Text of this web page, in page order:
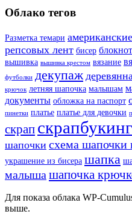
Облако тегов
Разметка темари
репсовых лент бисер
вышивка вышивка крестом вязание
футболки декупаж
крючок летняя шапочка малышам
документы обложка на паспорт
пинетки платье платье для девочки
скрап скрапбукинг
шапочки схема шапочки
украшение из бисера шапка
малыша шапочка
Для показа облака WP-
выше.